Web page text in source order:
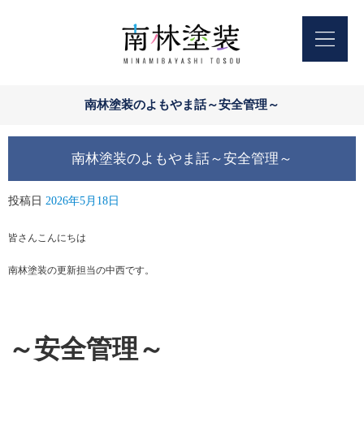
南林塗装のよもやま話～安全管理～
南林塗装のよもやま話～安全管理～
投稿日 2026年5月18日
皆さんこんにちは
南林塗装の更新担当の中西です。
～安全管理～